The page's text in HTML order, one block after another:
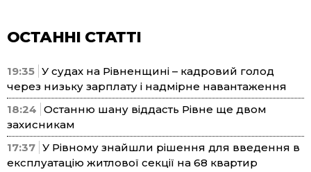
ОСТАННІ СТАТТІ
19:35 У судах на Рівненщині – кадровий голод
через низьку зарплату і надмірне навантаження
18:24 Останню шану віддасть Рівне ще двом
захисникам
17:37 У Рівному знайшли рішення для введення в
експлуатацію житлової секції на 68 квартир